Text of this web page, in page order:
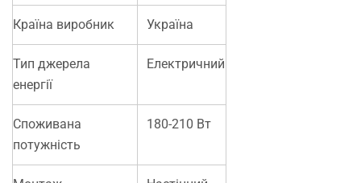
Країна виробник Україна
Тип джерела
енергії
Електричний
Споживана
потужність
180-210 Вт